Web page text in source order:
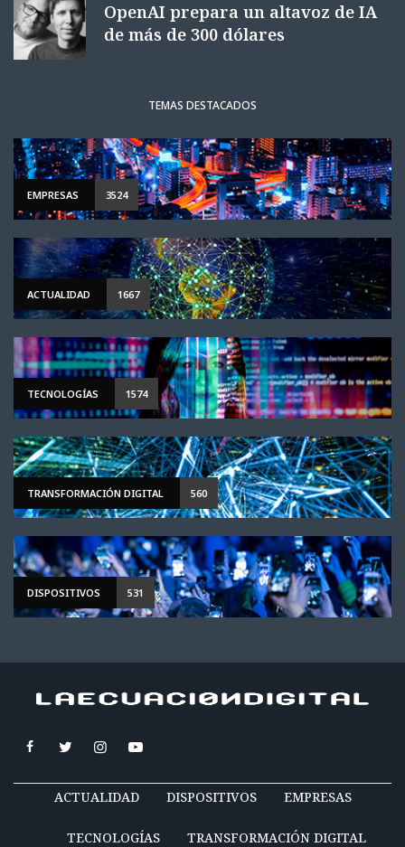
OpenAI prepara un altavoz de IA
de más de 300 dólares
TEMAS DESTACADOS
EMPRESAS 3524
ACTUALIDAD 1667
TECNOLOGÍAS 1574
TRANSFORMACIÓN DIGITAL 560
DISPOSITIVOS 531
ACTUALIDAD DISPOSITIVOS EMPRESAS
TECNOLOGÍAS TRANSFORMACIÓN DIGITAL